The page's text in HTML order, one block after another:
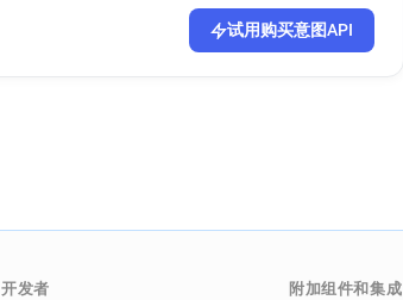
试用购买意图API
开发者 附加组件和集成